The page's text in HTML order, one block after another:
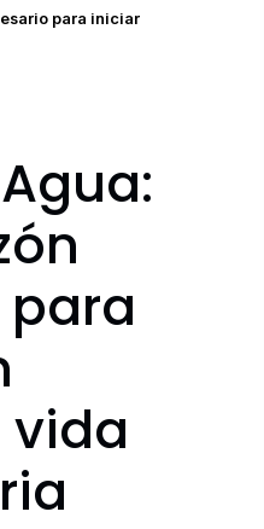
para iniciar
vida